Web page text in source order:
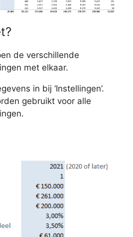
de verschillende
met elkaar.
in bij ‘Instellingen’.
gebruikt voor alle